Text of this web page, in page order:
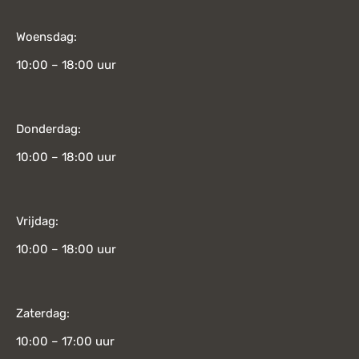
Woensdag:
10:00 – 18:00 uur
Donderdag:
10:00 – 18:00 uur
Vrijdag:
10:00 – 18:00 uur
Zaterdag:
10:00 – 17:00 uur